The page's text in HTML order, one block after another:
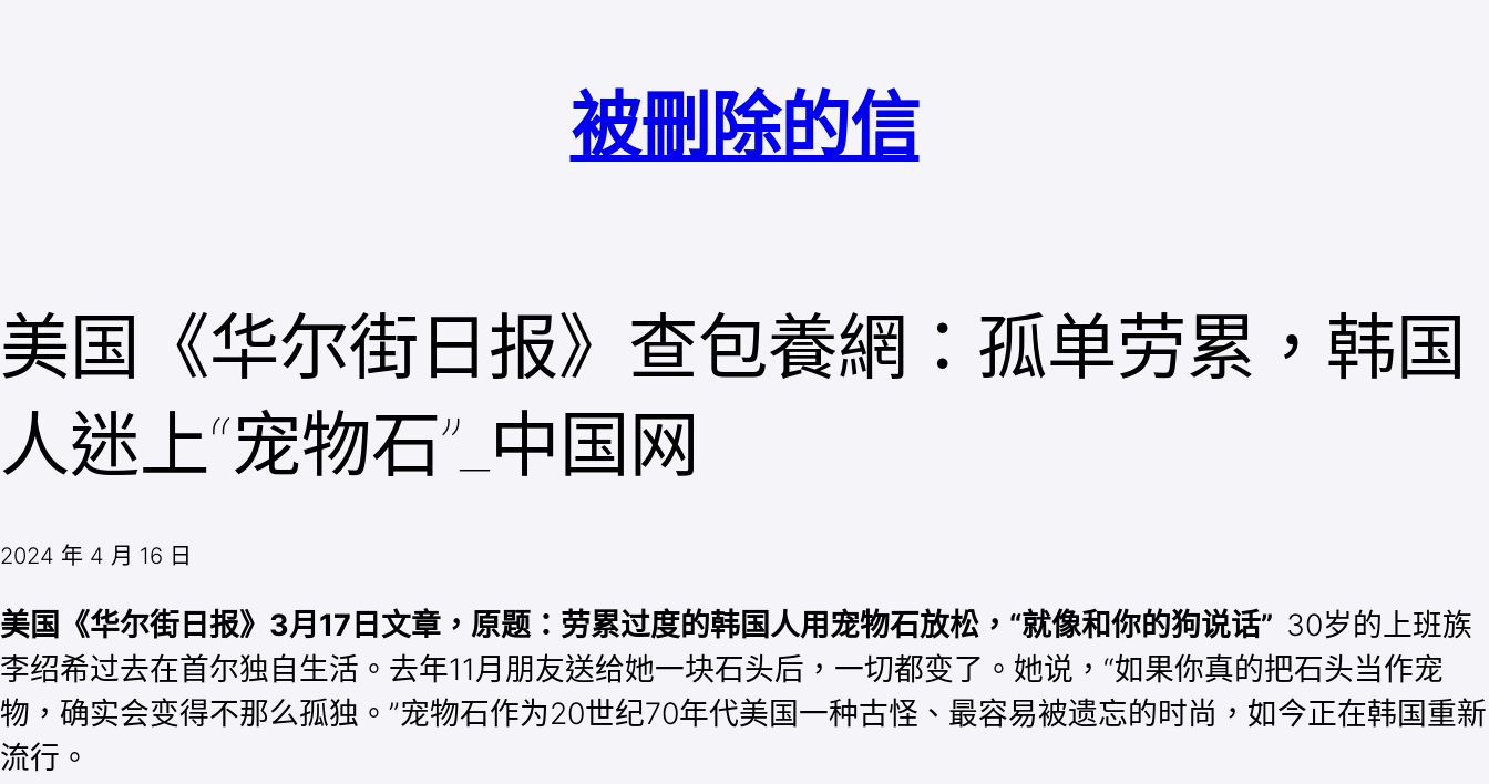
被刪除的信
美国《华尔街日报》查包養網：孤单劳累，韩国
人迷上“宠物石”_中国网
2024 年 4 月 16 日
美国《华尔街日报》3月17日文章，原题：劳累过度的韩国人用宠物石放松，“就像和你的狗说话” 30岁的上班族
李绍希过去在首尔独自生活。去年11月朋友送给她一块石头后，一切都变了。她说，“如果你真的把石头当作宠
物，确实会变得不那么孤独。”宠物石作为20世纪70年代美国一种古怪、最容易被遗忘的时尚，如今正在韩国重新
流行。